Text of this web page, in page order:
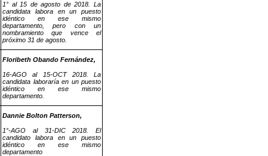
1° al 15 de agosto de 2018. La
candidata labora en un puesto
idéntico en ese mismo
departamento, pero con un
nombramiento que vence el
próximo 31 de agosto.
Floribeth Obando Fernández,
16-AGO al 15-OCT 2018. La
candidata laboraría en un puesto
idéntico en ese mismo
departamento.
Dannie Bolton Patterson,
1°-AGO al 31-DIC 2018. El
candidato labora en un puesto
idéntico en ese mismo
departamento